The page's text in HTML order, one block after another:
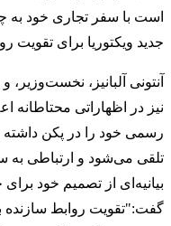
است با سفر تجاری خود به
جدید ویکتوریا برای تقویت
آنتونی آلبانیز، نخست‌وزیر،
نیز در اظهاراتی محتاطانه
رسمی خود را در پکن
تلقی می‌شود و ارتباطی به
بیانیه‌ای از تصمیم خود
گفت:"تقویت روابط سازنده